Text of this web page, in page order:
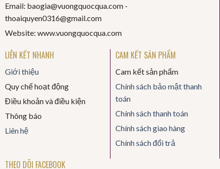
Email: baogia@vuongquocqua.com -
thoaiquyen0316@gmail.com
Website: www.vuongquocqua.com
LIÊN KẾT NHANH
Giới thiệu
Quy chế hoạt động
Điều khoản và điều kiện
Thông báo
Liên hệ
CAM KẾT SẢN PHẨM
Cam kết sản phẩm
Chính sách bảo mật thanh
toán
Chính sách thanh toán
Chính sách giao hàng
Chính sách đổi trả
THEO DÕI FACEBOOK